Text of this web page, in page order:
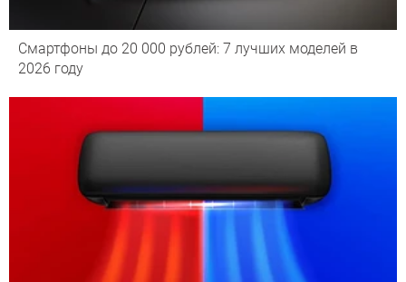
Смартфоны до 20 000 рублей: 7 лучших моделей в
2026 году